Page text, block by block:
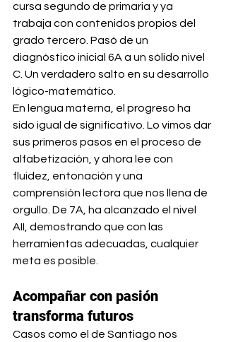
cursa segundo de primaria y ya
trabaja con contenidos propios del
grado tercero. Pasó de un
diagnóstico inicial 6A a un sólido nivel
C. Un verdadero salto en su desarrollo
lógico-matemático.
En lengua materna, el progreso ha
sido igual de significativo. Lo vimos dar
sus primeros pasos en el proceso de
alfabetización, y ahora lee con
fluidez, entonación y una
comprensión lectora que nos llena de
orgullo. De 7A, ha alcanzado el nivel
AII, demostrando que con las
herramientas adecuadas, cualquier
meta es posible.
Acompañar con pasión
transforma futuros
Casos como el de Santiago nos